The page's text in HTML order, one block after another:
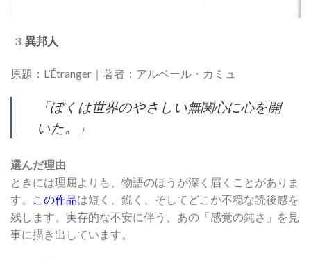
異邦人
原題：L’Étranger｜著者：アルベール・カミュ
「ぼくは世界のやさしい無関心に心を開
いた。」
選んだ理由
ときには理屈よりも、物語のほうが深く届くことがありま
す。
この作品は短く、鋭く、そしてどこか不穏な読後感を
残します。実存的な不安に伴う、あの「感覚の鈍さ」を見
事に描き出しています。